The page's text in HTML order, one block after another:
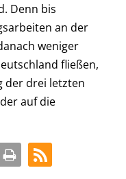
Denn bis
an der
weniger
fließen,
der drei letzten
auf die